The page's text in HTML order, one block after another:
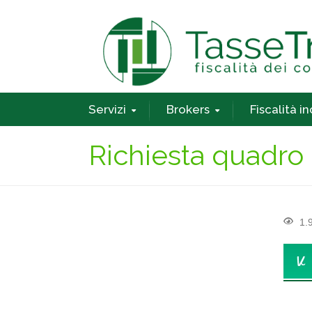
Servizi Brokers Fiscalità
Richiesta